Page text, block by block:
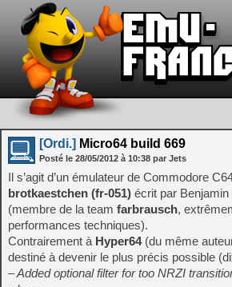
[Ordi.] Micro64 build 669
Posté le 28/05/2012 à 10:38 par Jets
Il s’agit d’un émulateur de Commodore
brotkaestchen (fr-051) écrit par
(membre de la team farbrausch,
performances techniques).
Contrairement à Hyper64(du même
destiné à devenir le plus précis possible
– Added optional filter for too NRZI